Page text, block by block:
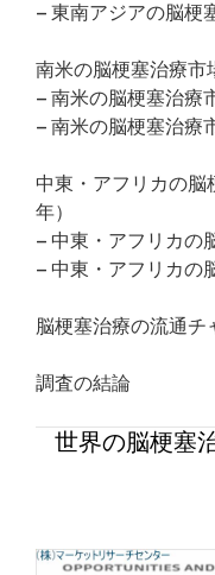
– 東南アジアの脳梗
南米の脳梗塞治療市
– 南米の脳梗塞治療
– 南米の脳梗塞治療
中東・アフリカの
年）
– 中東・アフリカの
– 中東・アフリカの
脳梗塞治療の流通チ
調査の結論
世界の脳梗塞